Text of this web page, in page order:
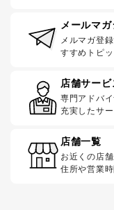
メールマ
メルマガ登
すすめトピ
店舗サービ
専門アドバ
充実したサ
店舗一覧
お近くの店
住所や営業